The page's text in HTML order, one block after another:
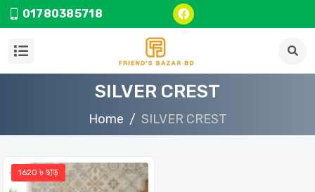
01780385718
SILVER CREST
Home SILVER CREST
1620 ৳ ছাড়